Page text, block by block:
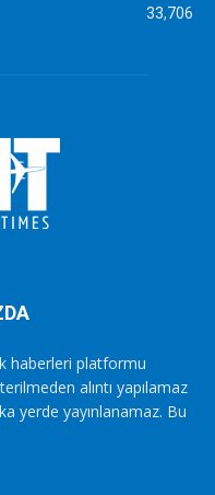
33,706
haberleri platformu
alıntı yapılamaz
yerde yayınlanamaz. Bu